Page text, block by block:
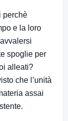
perchè
e la loro
spoglie per
alleati?
che l’unità
assai